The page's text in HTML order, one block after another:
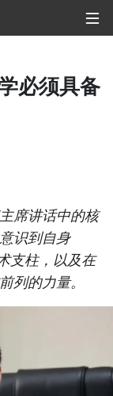
必须具备
席讲话中的核
识到自身
支柱，以及在
列的力量。